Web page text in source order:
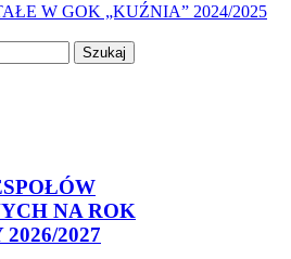
W GOK „KUŹNIA” 2024/2025
NA ROK
2027